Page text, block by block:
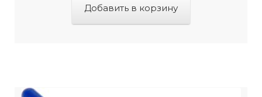
Добавить в корзину